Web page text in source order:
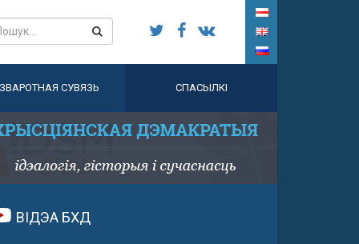
ЗВАРОТНАЯ СУВЯЗЬ СПАСЫЛКІ
ВІДЭА БХД